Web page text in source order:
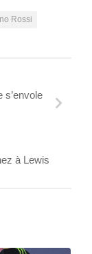
Rossi
s’envole
à Lewis